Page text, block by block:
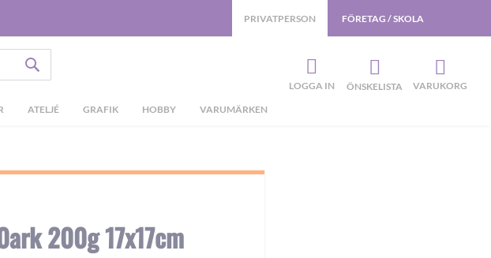
ATELJÉ GRAFIK HOBBY VARUMÄRKEN
PRIVATPERSON FÖRETAG / SKOLA
LOGGA IN ÖNSKELISTA VARUKORG
200g 17x17cm